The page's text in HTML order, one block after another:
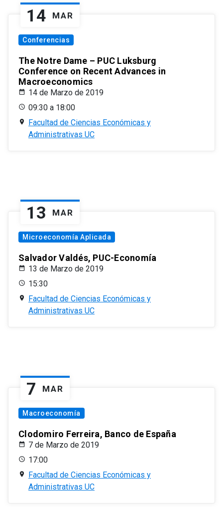
14 MAR
Conferencias
The Notre Dame – PUC Luksburg
Conference on Recent Advances in
Macroeconomics
14 de Marzo de 2019
09:30 a 18:00
Facultad de Ciencias Económicas y
Administrativas UC
13 MAR
Microeconomía Aplicada
Salvador Valdés, PUC-Economía
13 de Marzo de 2019
15:30
Facultad de Ciencias Económicas y
Administrativas UC
7 MAR
Macroeconomía
Clodomiro Ferreira, Banco de España
7 de Marzo de 2019
17:00
Facultad de Ciencias Económicas y
Administrativas UC